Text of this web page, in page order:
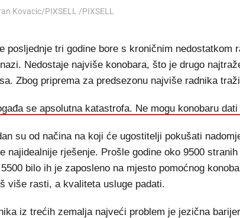
Kovacic/PIXSELL /PIXSELL
posljednje tri godine bore s kroničnim nedostatkom
Nedostaje najviše konobara, što je drugo
Zbog priprema za predsezonu najviše radnika
se apsolutna katastrofa. Ne mogu konobaru
su od načina na koji će ugostitelji pokušati
najidealnije rješenje. Prošle godine oko 9500
bilo ih je zaposleno na mjesto pomoćnog
više rasti, a kvaliteta usluge padati.
iz trećih zemalja najveći problem je jezična